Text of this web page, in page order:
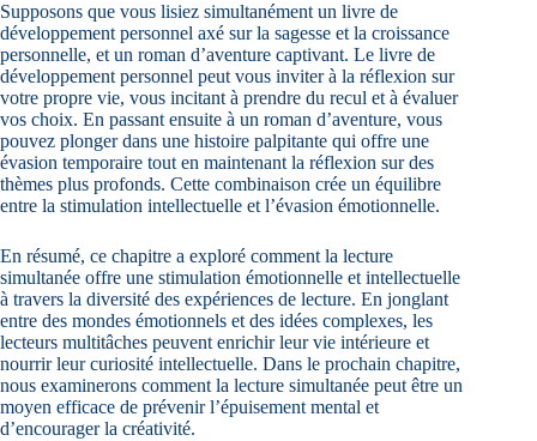
Supposons que vous lisiez simultanément un livre de
développement personnel axé sur la sagesse et la croissance
personnelle, et un roman d’aventure captivant. Le livre de
développement personnel peut vous inviter à la réflexion sur
votre propre vie, vous incitant à prendre du recul et à évaluer
vos choix. En passant ensuite à un roman d’aventure, vous
pouvez plonger dans une histoire palpitante qui offre une
évasion temporaire tout en maintenant la réflexion sur des
thèmes plus profonds. Cette combinaison crée un équilibre
entre la stimulation intellectuelle et l’évasion émotionnelle.
En résumé, ce chapitre a exploré comment la lecture
simultanée offre une stimulation émotionnelle et intellectuelle
à travers la diversité des expériences de lecture. En jonglant
entre des mondes émotionnels et des idées complexes, les
lecteurs multitâches peuvent enrichir leur vie intérieure et
nourrir leur curiosité intellectuelle. Dans le prochain chapitre,
nous examinerons comment la lecture simultanée peut être un
moyen efficace de prévenir l’épuisement mental et
d’encourager la créativité.